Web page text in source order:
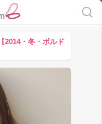
検
索:
2014・冬・ボルド